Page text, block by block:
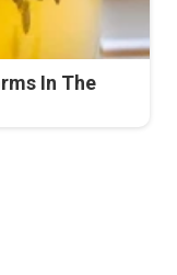
In The